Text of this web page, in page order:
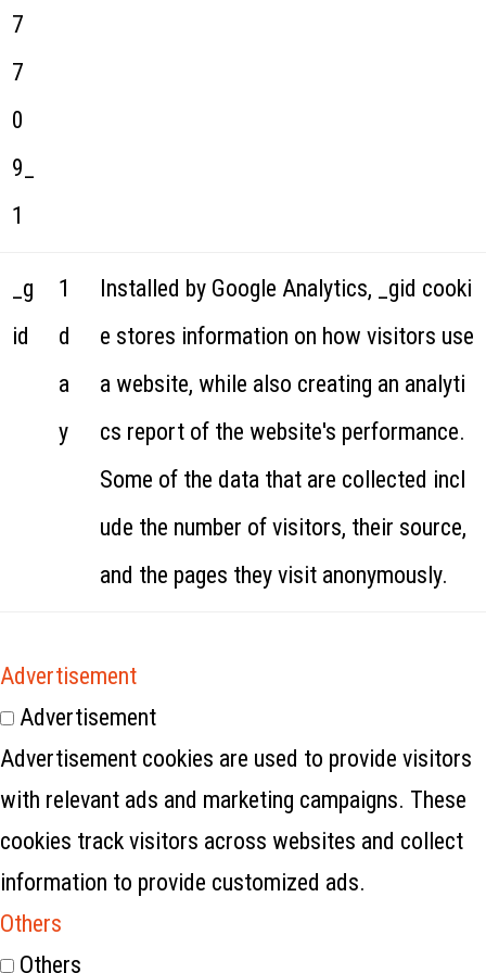
7
7
0
9_
1
_g
id
1
d
a
y
Installed by Google Analytics, _gid cooki
e stores information on how visitors use
a website, while also creating an analyti
cs report of the website's performance.
Some of the data that are collected incl
ude the number of visitors, their source,
and the pages they visit anonymously.
Advertisement
Advertisement
Advertisement cookies are used to provide visitors
with relevant ads and marketing campaigns. These
cookies track visitors across websites and collect
information to provide customized ads.
Others
Others